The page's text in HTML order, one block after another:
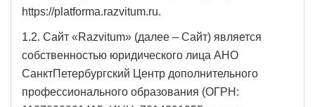
https://platforma.razvitum.ru.
1.2. Сайт «Razvitum» (далее – Сайт) является
собственностью юридического лица АНО
СанктПетербургский Центр дополнительного
профессионального образования (ОГРН: